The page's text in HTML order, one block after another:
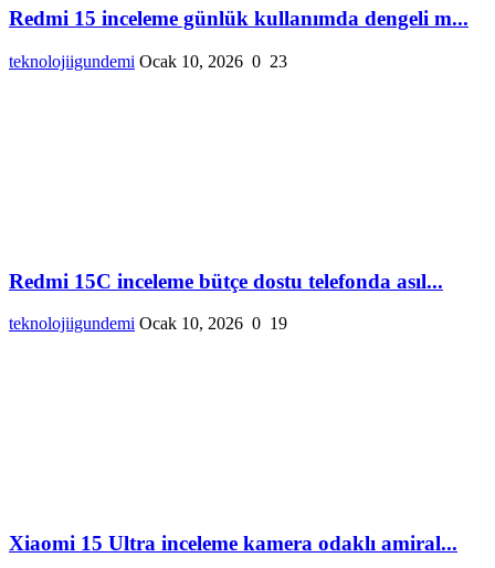
Redmi 15 inceleme günlük kullanımda dengeli m...
teknolojiigundemi Ocak 10, 2026 0 23
Redmi 15C inceleme bütçe dostu telefonda asıl...
teknolojiigundemi Ocak 10, 2026 0 19
Xiaomi 15 Ultra inceleme kamera odaklı amiral...